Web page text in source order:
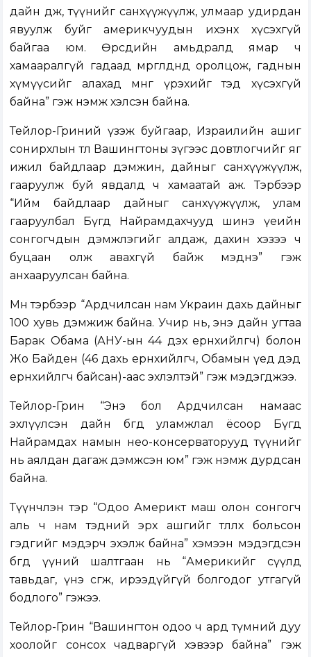
дайн өдөөж, түүнийг санхүүжүүлж, улмаар удирдан
явуулж буйг америкчуудын ихэнх хүсэхгүй
байгаа юм. Өөрсдийн амьдралд ямар ч
хамааралгүй гадаад мөргөлдөөнд оролцож, гаднын
хүмүүсийг алахад мөнгөө үрэхийг тэд хүсэхгүй
байна” гэж нэмж хэлсэн байна.
Тейлор-Гриний үзэж буйгаар, Израилийн ашиг
сонирхлын төлөө Вашингтоны зүгээс довтлогчийг яг
ижил байдлаар дэмжин, дайныг санхүүжүүлж,
гааруулж буй явдалд ч хамаатай аж. Тэрбээр
“Ийм байдлаар дайныг санхүүжүүлж, улам
гааруулбал Бүгд Найрамдахчууд шинэ үеийн
сонгогчдын дэмжлэгийг алдаж, дахин хэзээ ч
буцаан олж авахгүй байж мэднэ” гэж
анхааруулсан байна.
Мөн тэрбээр “Ардчилсан нам Украин дахь дайныг
100 хувь дэмжиж байна. Учир нь, энэ дайн угтаа
Барак Обама (АНУ-ын 44 дэх ерөнхийлөгч) болон
Жо Байден (46 дахь ерөнхийлөгч, Обамын үед дэд
ерөнхийлөгч байсан)-аас эхлэлтэй” гэж мэдэгджээ.
Тейлор-Грин “Энэ бол Ардчилсан намаас
эхлүүлсэн дайн бөгөөд уламжлал ёсоор Бүгд
Найрамдах намын нео-консерваторууд түүнийг
нь аялдан дагаж дэмжсэн юм” гэж нэмж дурдсан
байна.
Түүнчлэн тэр “Одоо Америкт маш олон сонгогч
аль ч нам тэдний эрх ашгийг төлөөлөхөө больсон
гэдгийг мэдэрч эхэлж байна” хэмээн мэдэгдсэн
бөгөөд үүний шалтгаан нь “Америкийг сүүлд
тавьдаг, үнэ өсгөж, ирээдүйгүй болгодог утгагүй
бодлого” гэжээ.
Тейлор-Грин “Вашингтон одоо ч ард түмний дуу
хоолойг сонсох чадваргүй хэвээр байна” гэж